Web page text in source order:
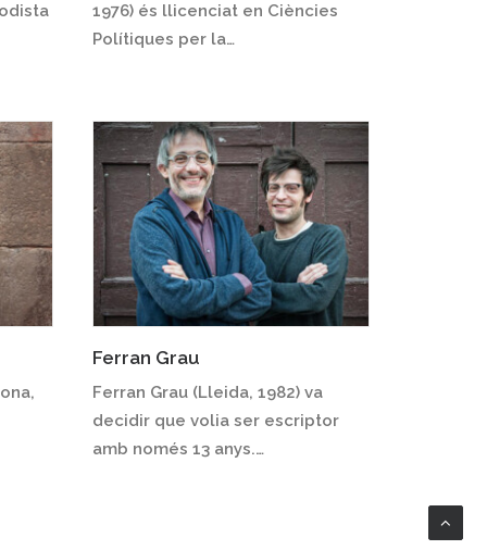
1976) és llicenciat en Ciències
Polítiques per la…
Ferran Grau
Ferran Grau (Lleida, 1982) va
decidir que volia ser escriptor
amb només 13 anys.…